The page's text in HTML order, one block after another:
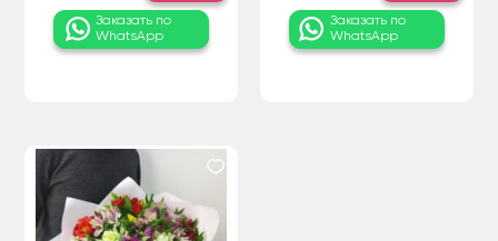
Заказать по
WhatsApp
Заказать по
WhatsApp